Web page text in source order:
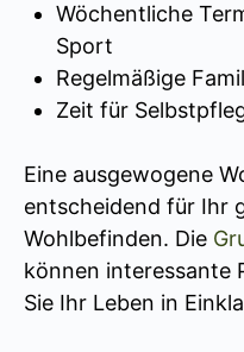
Wöchentliche
Sport
Regelmäßige
Zeit für
Eine ausgewogene
entscheidend für Ihr
Wohlbefinden. Die
können interessante
Sie Ihr Leben in